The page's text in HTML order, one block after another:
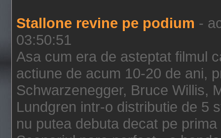
Stallone revine pe podium -
03:50:51
Asa cum era de asteptat filmul
actiune de acum 10-20 de ani,
Schwarzenegger, Bruce Willis,
Lundgren intr-o distributie de 5
nu putea debuta decat pe